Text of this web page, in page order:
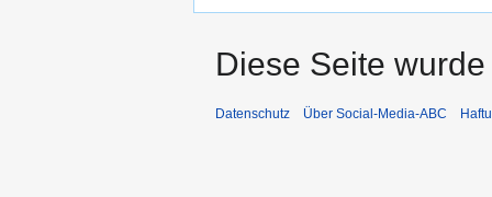
Diese Seite
Datenschutz Über Social-Media-ABC